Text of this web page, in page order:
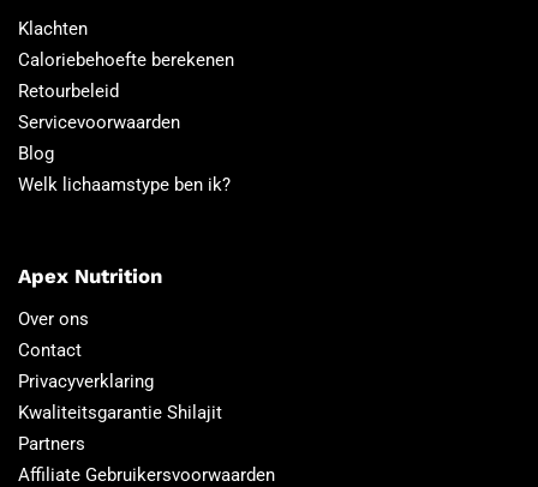
Klachten
Caloriebehoefte berekenen
Retourbeleid
Servicevoorwaarden
Blog
Welk lichaamstype ben ik?
Apex Nutrition
Over ons
Contact
Privacyverklaring
Kwaliteitsgarantie Shilajit
Partners
Affiliate Gebruikersvoorwaarden